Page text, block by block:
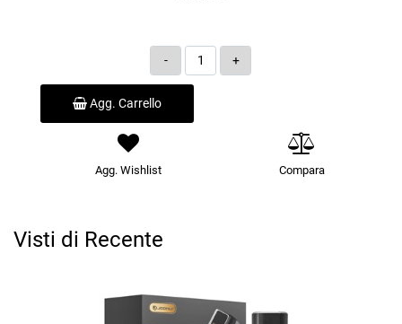
Quantità
Agg. Carrello
Agg. Wishlist Compara
Visti di Recente